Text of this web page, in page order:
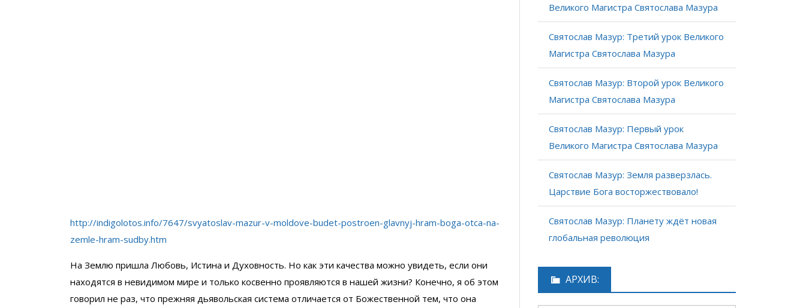
http://indigolotos.info/7647/svyatoslav-mazur-v-moldove-budet-postroen-glavnyj-hram-boga-otca-na-
zemle-hram-sudby.htm
На Землю пришла Любовь, Истина и Духовность. Но как эти качества можно увидеть, если они
находятся в невидимом мире и только косвенно проявляются в нашей жизни? Конечно, я об этом
говорил не раз, что прежняя дьявольская система отличается от Божественной тем, что она
Великого Магистра Святослава Мазура
Святослав Мазур: Третий урок Великого
Магистра Святослава Мазура
Святослав Мазур: Второй урок Великого
Магистра Святослава Мазура
Святослав Мазур: Первый урок
Великого Магистра Святослава Мазура
Святослав Мазур: Земля разверзлась.
Царствие Бога восторжествовало!
Святослав Мазур: Планету ждёт новая
глобальная революция
АРХИВ: